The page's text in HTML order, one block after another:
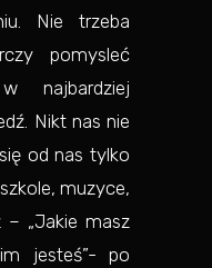
Nie trzeba
pomysleć
najbardziej
Nikt nas nie
od nas tylko
muzyce,
„Jakie masz
jesteś”- po